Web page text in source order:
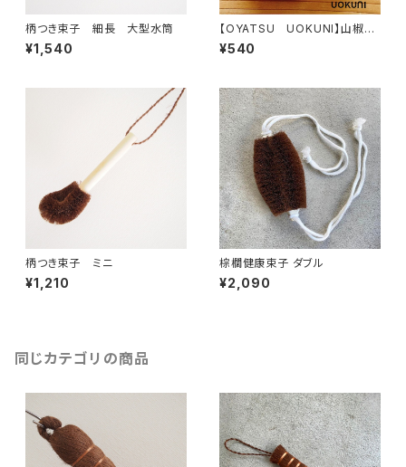
柄つき束子 細長 大型水筒
¥1,540
【OYATSU UOKUNI】山椒和
三盆アーモンド
¥540
柄つき束子 ミニ
¥1,210
棕櫚健康束子 ダブル
¥2,090
同じカテゴリの商品